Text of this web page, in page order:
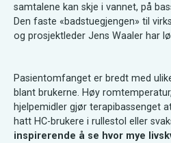
samtalene kan skje i vannet, på
Den faste «badstuegjengen» til
og prosjektleder Jens Waaler har
Pasientomfanget er bredt med
blant brukerne. Høy
hjelpemidler gjør terapibassenget
hatt HC-brukere i rullestol eller
inspirerende å se hvor mye